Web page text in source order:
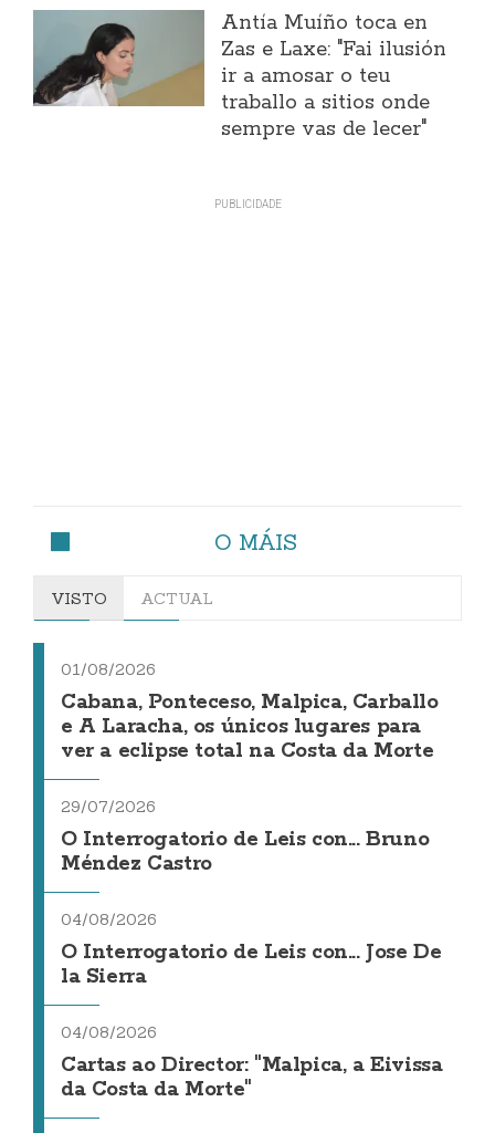
Antía Muíño toca en
Zas e Laxe: "Fai ilusión
ir a amosar o teu
traballo a sitios onde
sempre vas de lecer"
O MÁIS
VISTO ACTUAL
01/08/2026
Cabana, Ponteceso, Malpica, Carballo
e A Laracha, os únicos lugares para
ver a eclipse total na Costa da Morte
29/07/2026
O Interrogatorio de Leis con... Bruno
Méndez Castro
04/08/2026
O Interrogatorio de Leis con... Jose De
la Sierra
04/08/2026
Cartas ao Director: "Malpica, a Eivissa
da Costa da Morte"